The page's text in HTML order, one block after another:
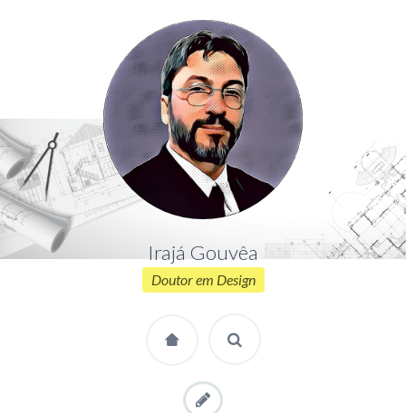
Irajá Gouvêa
Doutor em Design